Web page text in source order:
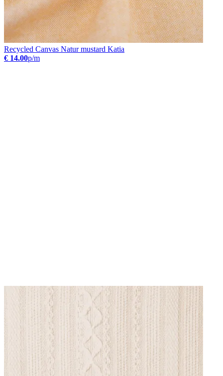
Recycled Canvas Natur mustard Katia
€ 14.00p/m